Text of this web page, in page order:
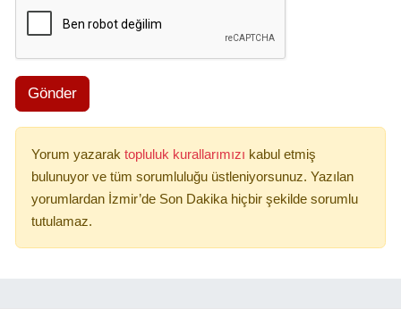
Gönder
Yorum yazarak topluluk kurallarımızı kabul etmiş
bulunuyor ve tüm sorumluluğu üstleniyorsunuz. Yazılan
yorumlardan İzmir’de Son Dakika hiçbir şekilde sorumlu
tutulamaz.